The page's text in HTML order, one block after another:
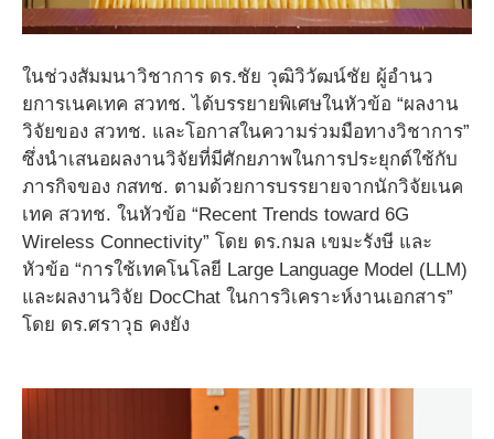
ในช่วงสัมมนาวิชาการ ดร.ชัย วุฒิวิวัฒน์ชัย ผู้อำนว
ยการเนคเทค สวทช. ได้บรรยายพิเศษในหัวข้อ “ผลงาน
วิจัยของ สวทช. และโอกาสในความร่วมมือทางวิชาการ”
ซึ่งนำเสนอผลงานวิจัยที่มีศักยภาพในการประยุกต์ใช้กับ
ภารกิจของ กสทช. ตามด้วยการบรรยายจากนักวิจัยเนค
เทค สวทช. ในหัวข้อ “Recent Trends toward 6G
Wireless Connectivity” โดย ดร.กมล เขมะรังษี และ
หัวข้อ “การใช้เทคโนโลยี Large Language Model (LLM)
และผลงานวิจัย DocChat ในการวิเคราะห์งานเอกสาร”
โดย ดร.ศราวุธ คงยัง